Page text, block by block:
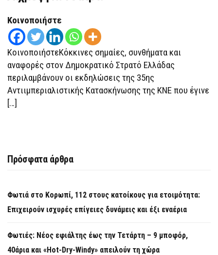
ΑΙΧΜΈΣ
ΓΙΑ
ΤΣΊΠΡΑ
Κοινοποιήστε
ΚοινοποιήστεΚόκκινες σημαίες, συνθήματα και
αναφορές στον Δημοκρατικό Στρατό Ελλάδας
περιλαμβάνουν οι εκδηλώσεις της 35ης
Αντιιμπεριαλιστικής Κατασκήνωσης της ΚΝΕ που έγινε
[…]
Πρόσφατα άρθρα
Φωτιά στο Κορωπί, 112 στους κατοίκους για ετοιμότητα:
Επιχειρούν ισχυρές επίγειες δυνάμεις και έξι εναέρια
Φωτιές: Νέος εφιάλτης έως την Τετάρτη – 9 μποφόρ,
40άρια και «Hot-Dry-Windy» απειλούν τη χώρα